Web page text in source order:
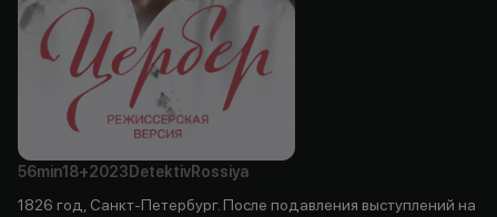
56min18+2023 DetektivRossiya
1826 год, Санкт-Петербург. После подавления выступлений на